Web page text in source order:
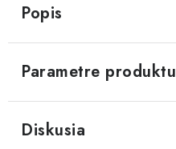
Popis
Parametre produktu
Diskusia